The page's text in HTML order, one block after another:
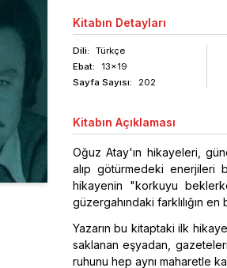
Kitabın Detayları
Dili:
Türkçe
Ebat:
13x19
Sayfa Sayısı: 202
Kitabın Açıklaması
Oğuz Atay'ın hikayeleri,
alıp götürmedeki enerjileri
hikayenin "korkuyu
güzergahındaki farklılığın en
Yazarın bu kitaptaki ilk
saklanan eşyadan,
ruhunu hep aynı maharetle